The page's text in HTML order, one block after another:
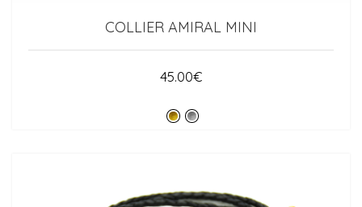
COLLIER AMIRAL MINI
45.00€